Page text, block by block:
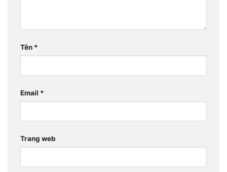
Tên *
Email *
Trang web